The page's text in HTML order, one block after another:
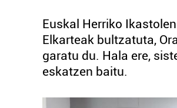
Euskal Herriko
Elkarteak bultzatuta,
garatu du. Hala ere,
eskatzen baitu.